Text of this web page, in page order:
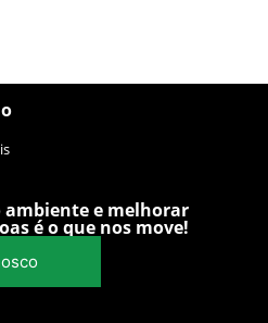
ambiente e melhorar
é o que nos move!